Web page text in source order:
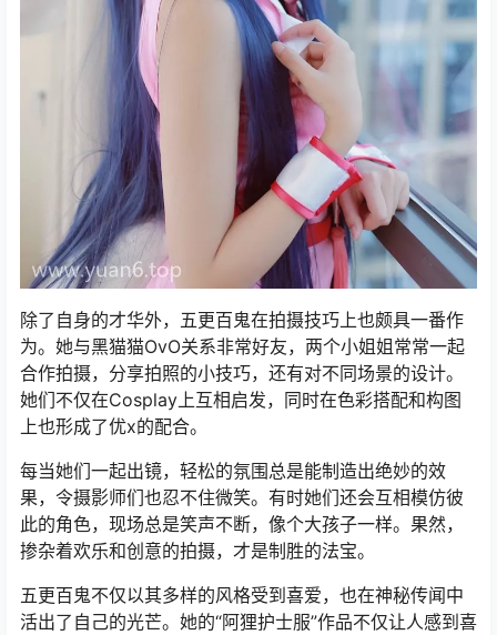
除了自身的才华外，五更百鬼在拍摄技巧上也颇具一番作
为。她与黑猫猫OvO关系非常好友，两个小姐姐常常一起
合作拍摄，分享拍照的小技巧，还有对不同场景的设计。
她们不仅在Cosplay上互相启发，同时在色彩搭配和构图
上也形成了优x的配合。
每当她们一起出镜，轻松的氛围总是能制造出绝妙的效
果，令摄影师们也忍不住微笑。有时她们还会互相模仿彼
此的角色，现场总是笑声不断，像个大孩子一样。果然，
掺杂着欢乐和创意的拍摄，才是制胜的法宝。
五更百鬼不仅以其多样的风格受到喜爱，也在神秘传闻中
活出了自己的光芒。她的“阿狸护士服”作品不仅让人感到喜